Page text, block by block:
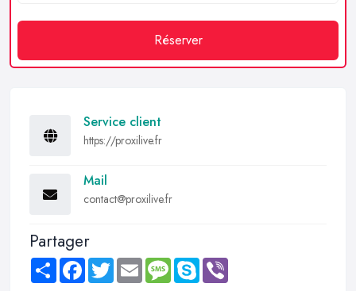
Réserver
Service client
https://proxilive.fr
Mail
contact@proxilive.fr
Partager
Share FacebookTwitter Email MessageSkype